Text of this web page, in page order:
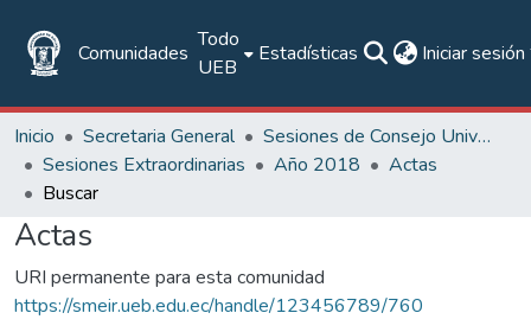
Comunidades
Todo
UEB
Estadísticas Iniciar sesión
Inicio Secretaria General
Sesiones de Consejo Universitario
Sesiones Extraordinarias
Año 2018
Actas
Buscar
Actas
URI permanente para esta comunidad
https://smeir.ueb.edu.ec/handle/123456789/760